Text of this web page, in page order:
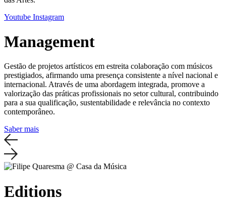
Youtube Instagram
Management
Gestão de projetos artísticos em estreita colaboração com músicos
prestigiados, afirmando uma presença consistente a nível nacional e
internacional. Através de uma abordagem integrada, promove a
valorização das práticas profissionais no setor cultural, contribuindo
para a sua qualificação, sustentabilidade e relevância no contexto
contemporâneo.
Saber mais
Editions